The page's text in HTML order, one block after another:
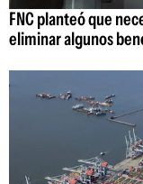
FNC planteó que
eliminar algunos